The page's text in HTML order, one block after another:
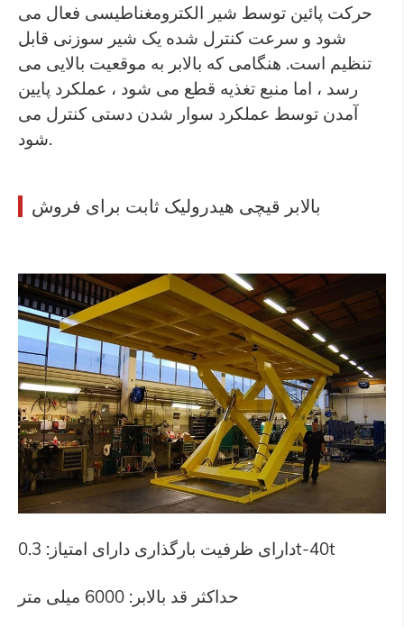
حرکت پائین توسط شیر الکترومغناطیسی فعال می
شود و سرعت کنترل شده یک شیر سوزنی قابل
تنظیم است. هنگامی که بالابر به موقعیت بالایی می
رسد ، اما منبع تغذیه قطع می شود ، عملکرد پایین
آمدن توسط عملکرد سوار شدن دستی کنترل می
شود.
بالابر قیچی هیدرولیک ثابت برای فروش
دارای ظرفیت بارگذاری دارای امتیاز: 0.3t-40t
حداکثر قد بالابر: 6000 میلی متر